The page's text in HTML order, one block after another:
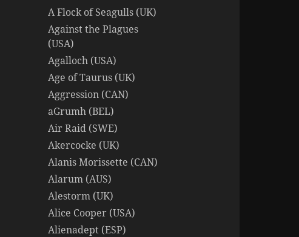
A Flock of Seagulls (UK)
Against the Plagues
(USA)
Agalloch (USA)
Age of Taurus (UK)
Aggression (CAN)
aGrumh (BEL)
Air Raid (SWE)
Akercocke (UK)
Alanis Morissette (CAN)
Alarum (AUS)
Alestorm (UK)
Alice Cooper (USA)
Alienadept (ESP)